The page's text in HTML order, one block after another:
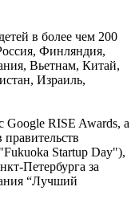
в более чем 200
Финляндия,
Вьетнам, Китай,
Израиль,
RISE Awards, а
правительств
Startup Day"),
Петербурга за
“Лучший